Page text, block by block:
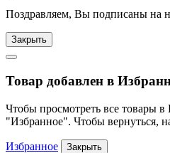
Поздравляем, Вы подписаны на
Закрыть
Товар добавлен в
Чтобы просмотреть все товары
"Избранное". Чтобы вернуться,
Избранное Закрыть